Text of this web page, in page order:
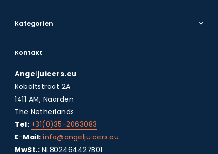
Kategorien
Kontakt
Angeljuicers.eu
Kobaltstraat 2A
1411 AM, Naarden
The Netherlands
Tel: +31(0)35-2063083
E-Mail: info@angeljuicers.eu
MwSt.: NL802464427B01